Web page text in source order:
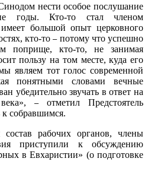
нести особое послушание
годы. Кто-то стал членом
большой опыт церковного
кто-то– потому что успешно
поприще, кто-то, не занимая
пользу на том месте, куда его
являем тот голос современной
понятными словами вечные
убедительно звучать в ответ на
–отметил Предстоятель
собравшимся.
рабочих органов, члены
приступили к обсуждению
в Евхаристии» (о подготовке